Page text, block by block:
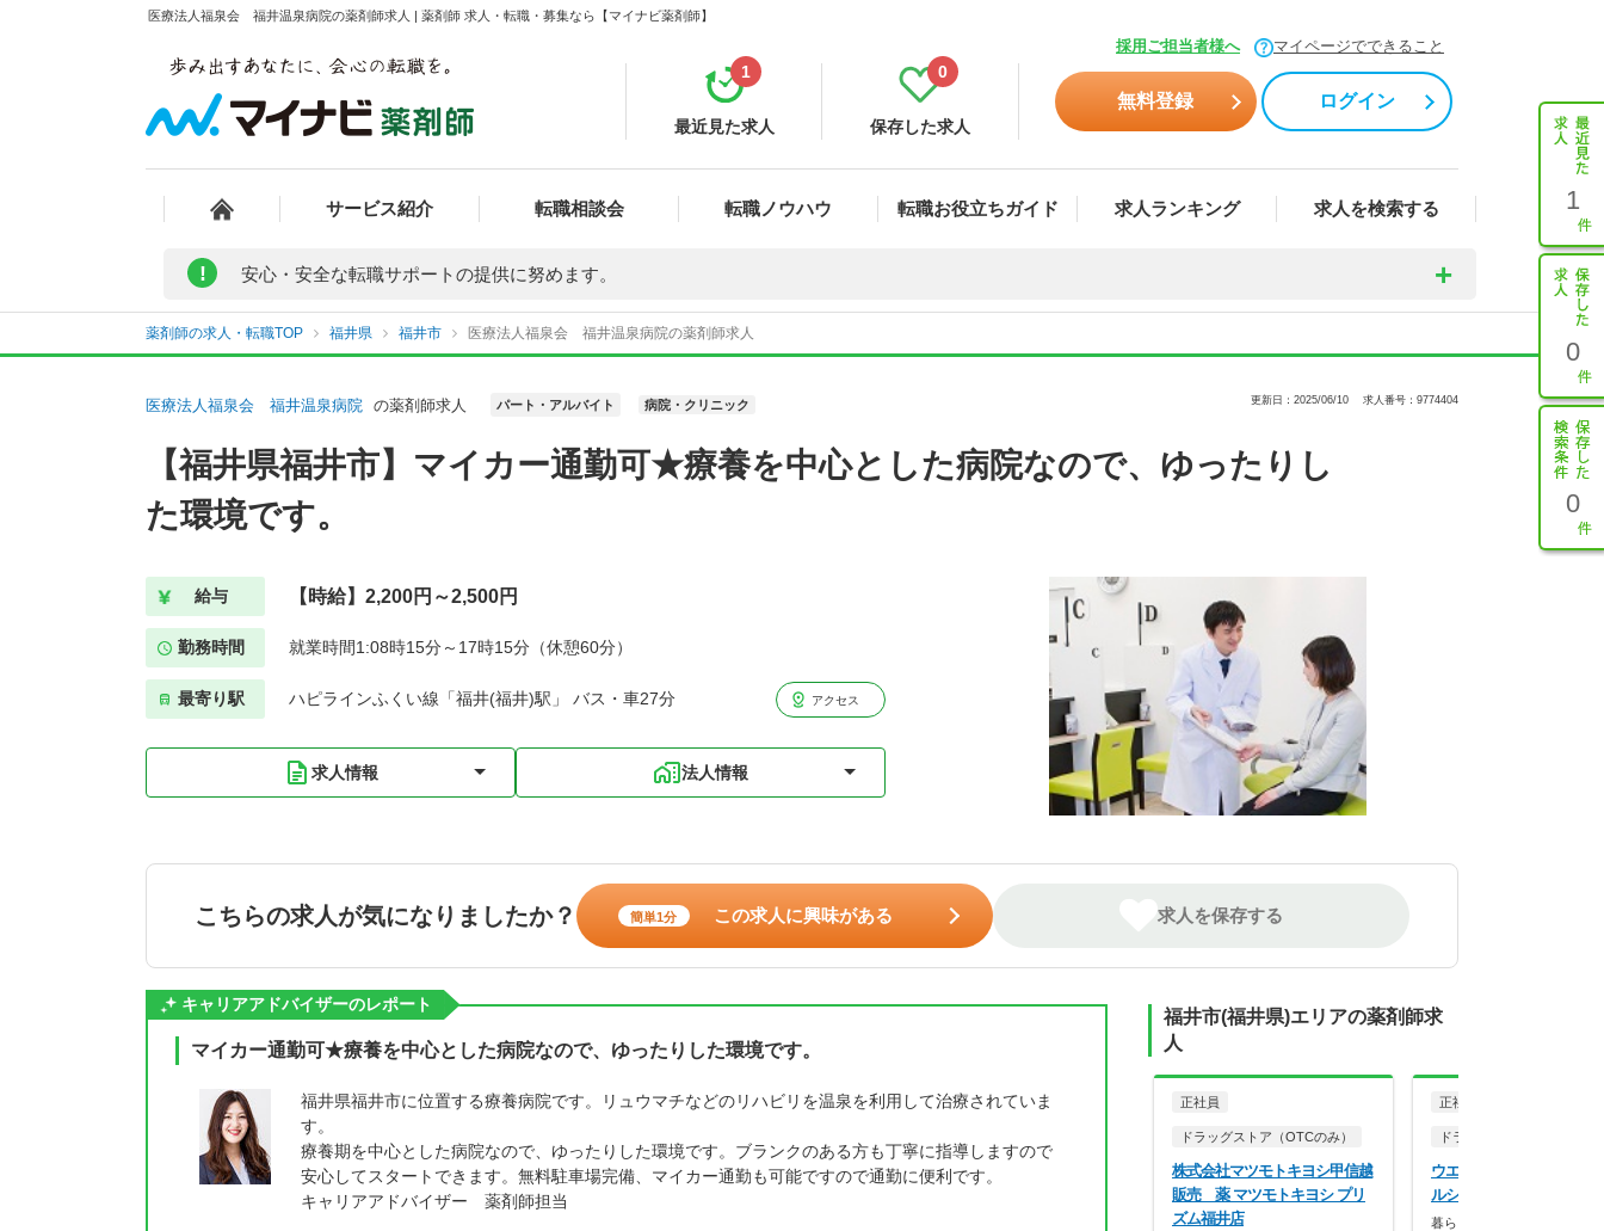
医療法人福泉会 福井温泉病院の薬剤師求人 | 薬剤師 求人・転職・募集なら【マイナビ薬剤師】
採用ご担当者様へ マイページでできること
最近見た求人
1
保存した求人
0
無料登録 ログイン
サービス紹介 転職相談会 転職ノウハウ 転職お役立ちガイド 求人ランキング 求人を検索する 1
0
0
! 安心・安全な転職サポートの提供に努めます。
薬剤師の求人・転職TOP 福井県 福井市 医療法人福泉会 福井温泉病院の薬剤師求人
医療法人福泉会 福井温泉病院 の薬剤師求人 パート・アルバイト 病院・クリニック 更新日：2025/06/10 求人番号：9774404
【福井県福井市】マイカー通勤可★療養を中心とした病院なので、ゆったりし
た環境です。
給与 【時給】2,200円～2,500円
勤務時間 就業時間1:08時15分～17時15分（休憩60分）
最寄り駅 ハピラインふくい線「福井(福井)駅」 バス・車27分 アクセス
求人情報 法人情報
こちらの求人が気になりましたか？ 簡単1分 この求人に興味がある 求人を保存する
キャリアアドバイザーのレポート
マイカー通勤可★療養を中心とした病院なので、ゆったりした環境です。
福井県福井市に位置する療養病院です。リュウマチなどのリハビリを温泉を利用して治療されていま
す。
療養期を中心とした病院なので、ゆったりした環境です。ブランクのある方も丁寧に指導しますので
安心してスタートできます。無料駐車場完備、マイカー通勤も可能ですので通勤に便利です。
キャリアアドバイザー 薬剤師担当
福井市(福井県)エリアの薬剤師求
人
正社員
ドラッグストア（OTCのみ）
株式会社マツモトキヨシ甲信越
販売 薬 マツモトキヨシ プリ
ズム福井店
正社員
ドラッグストア（調剤併設
ウエルシア薬局株式会社
ルシア福井北四ツ居店
暮らしを支える仕事だから、